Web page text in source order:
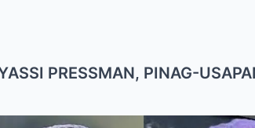
PRESSMAN, PINAG-